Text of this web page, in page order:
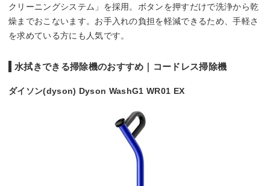
クリーニングシステム」を採用。ボタンを押すだけで洗浄から乾
燥までおこないます。お手入れの負担を軽減できるため、手軽さ
を求めている方にも人気です。
水拭きできる掃除機のおすすめ｜コードレス掃除機
ダイソン(dyson) Dyson WashG1 WR01 EX